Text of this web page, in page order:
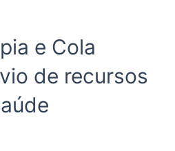
e Cola
de recursos